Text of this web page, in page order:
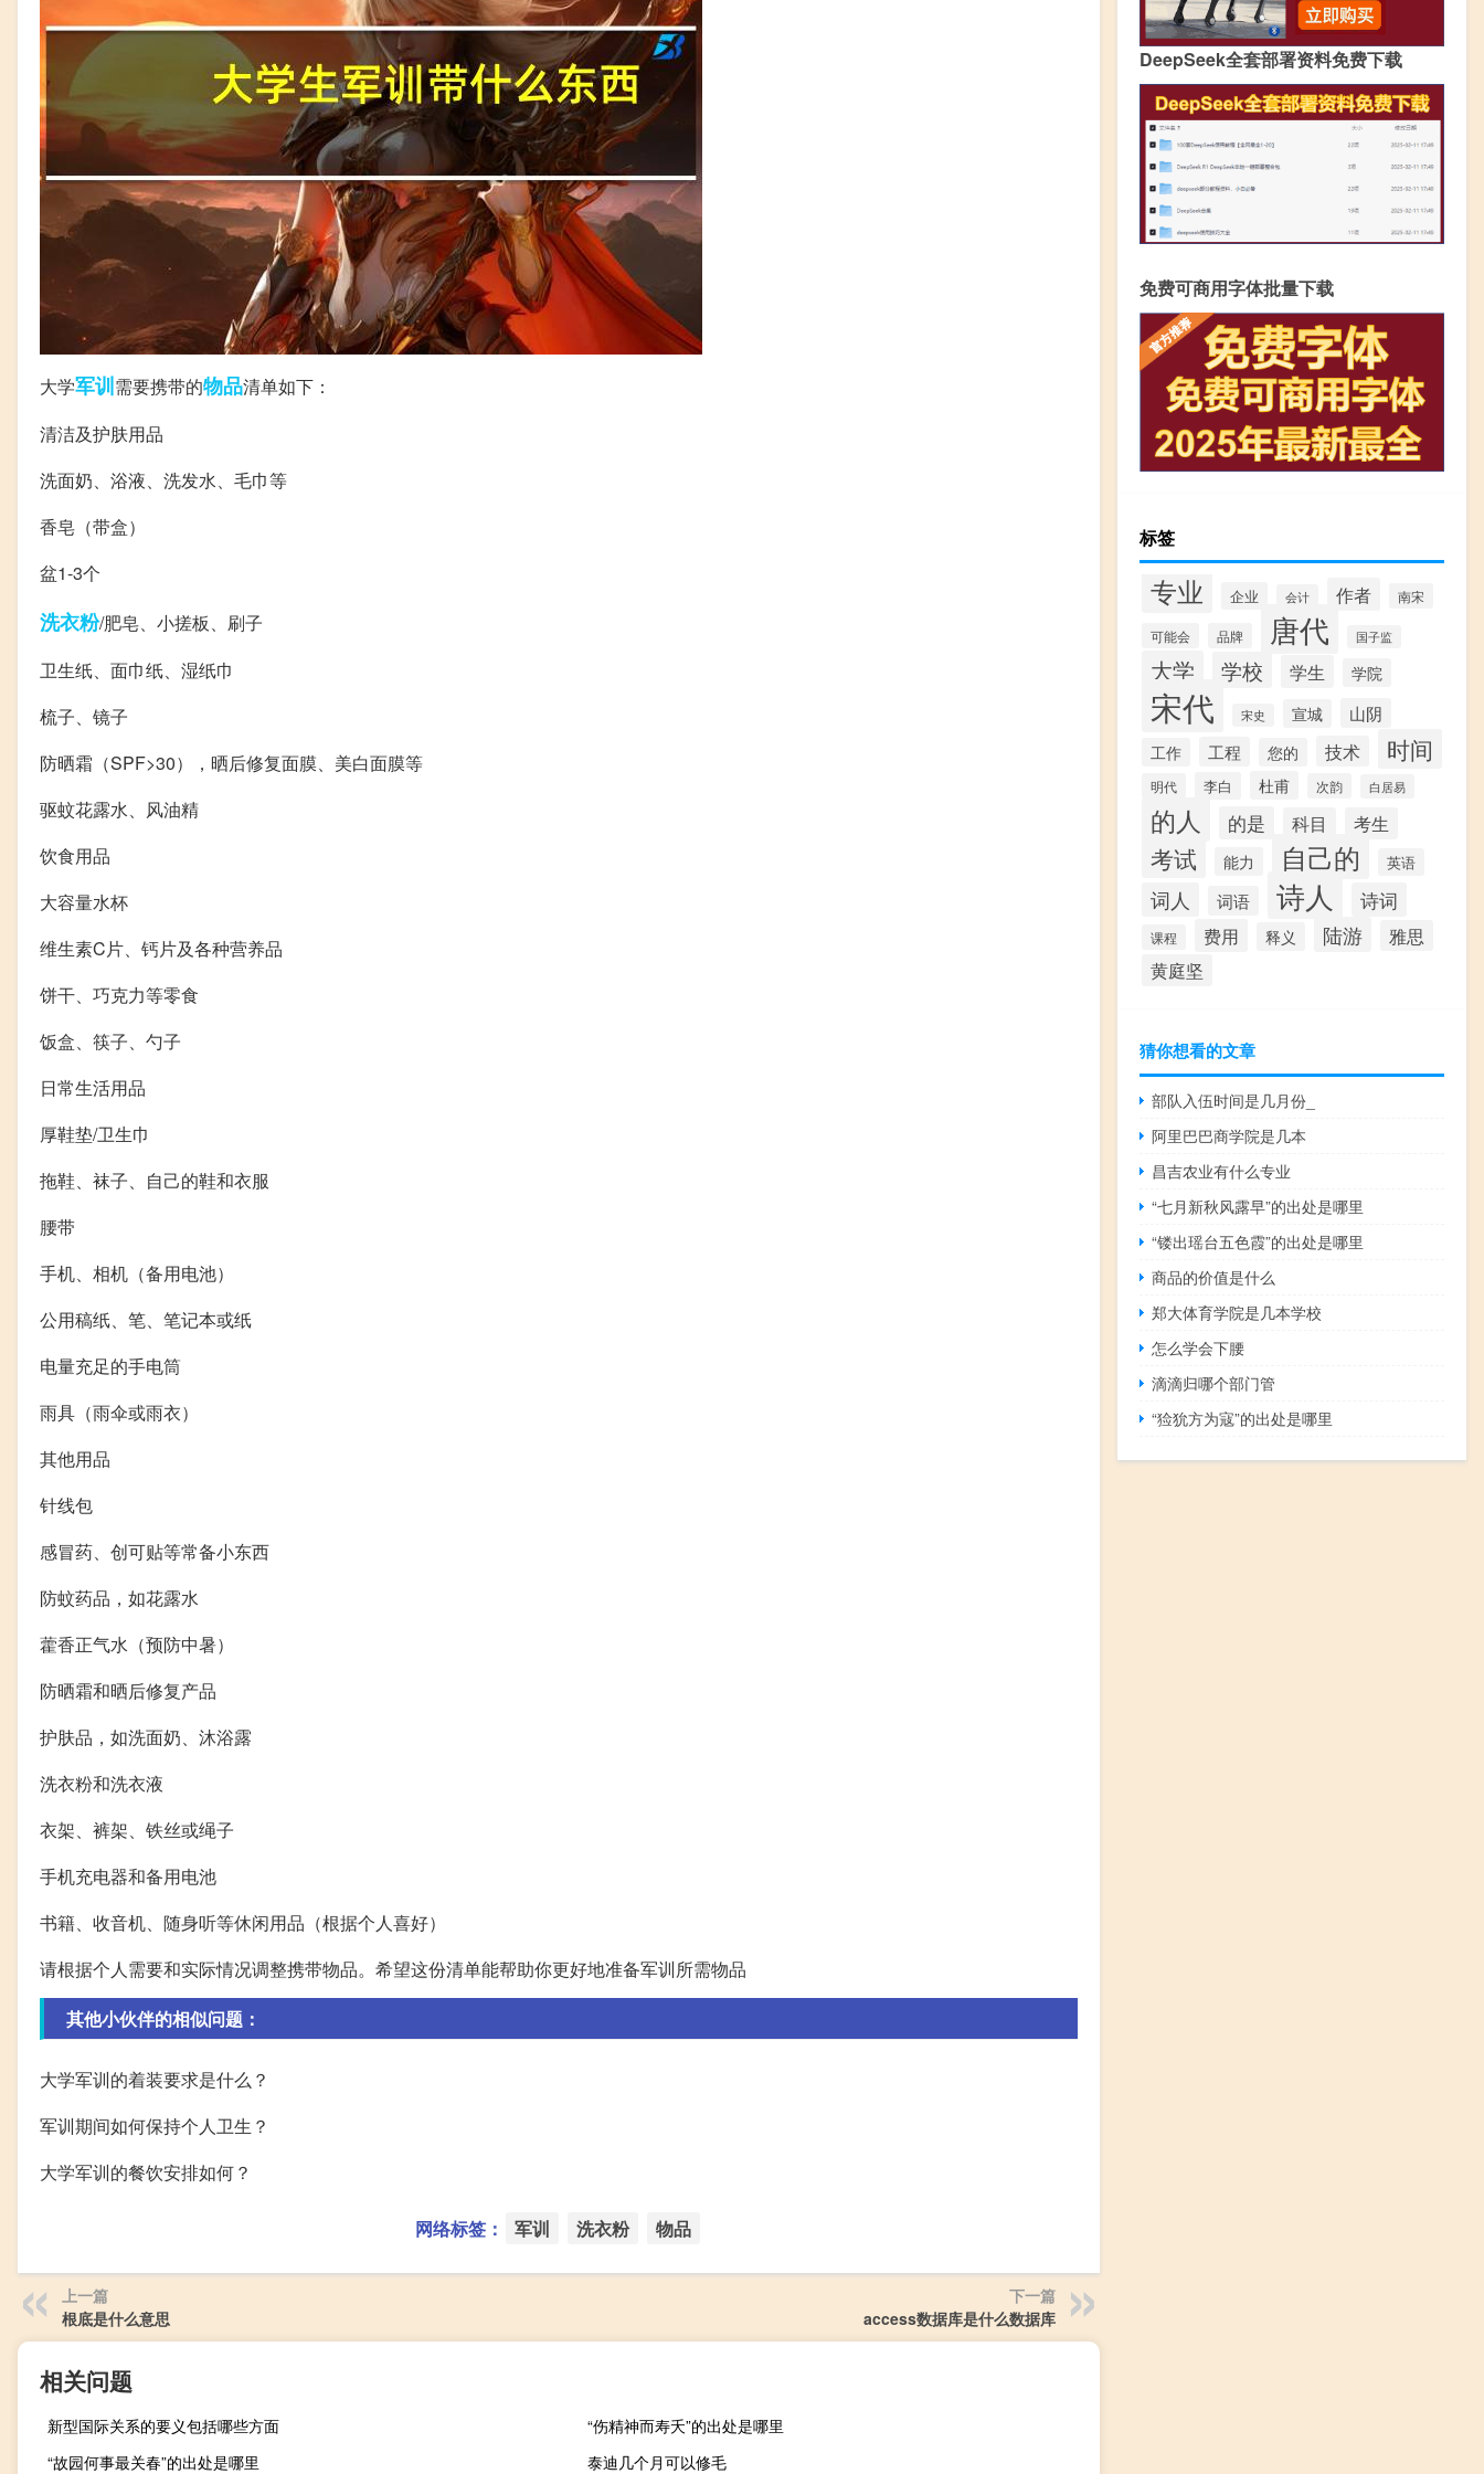
大学军训需要携带的物品清单如下：
清洁及护肤用品
洗面奶、浴液、洗发水、毛巾等
香皂（带盒）
盆1-3个
洗衣粉/肥皂、小搓板、刷子
卫生纸、面巾纸、湿纸巾
梳子、镜子
防晒霜（SPF>30），晒后修复面膜、美白面膜等
驱蚊花露水、风油精
饮食用品
大容量水杯
维生素C片、钙片及各种营养品
饼干、巧克力等零食
饭盒、筷子、勺子
日常生活用品
厚鞋垫/卫生巾
拖鞋、袜子、自己的鞋和衣服
腰带
手机、相机（备用电池）
公用稿纸、笔、笔记本或纸
电量充足的手电筒
雨具（雨伞或雨衣）
其他用品
针线包
感冒药、创可贴等常备小东西
防蚊药品，如花露水
藿香正气水（预防中暑）
防晒霜和晒后修复产品
护肤品，如洗面奶、沐浴露
洗衣粉和洗衣液
衣架、裤架、铁丝或绳子
手机充电器和备用电池
书籍、收音机、随身听等休闲用品（根据个人喜好）
请根据个人需要和实际情况调整携带物品。希望这份清单能帮助你更好地准备军训所需物品
其他小伙伴的相似问题：
大学军训的着装要求是什么？
军训期间如何保持个人卫生？
大学军训的餐饮安排如何？
网络标签： 军训 洗衣粉 物品
上一篇
根底是什么意思
下一篇
access数据库是什么数据库
相关问题
新型国际关系的要义包括哪些方面
“伤精神而寿夭”的出处是哪里
“故园何事最关春”的出处是哪里
泰迪几个月可以修毛
DeepSeek全套部署资料免费下载
免费可商用字体批量下载
标签
专业 企业 会计 作者 南宋
可能会 品牌 唐代 国子监
大学 学校 学生 学院
宋代 宋史 宣城 山阴
工作 工程 您的 技术 时间
明代 李白 杜甫 次韵 白居易
的人 的是 科目 考生
考试 能力 自己的 英语
词人 词语 诗人 诗词
课程 费用 释义 陆游 雅思
黄庭坚
猜你想看的文章
部队入伍时间是几月份_
阿里巴巴商学院是几本
昌吉农业有什么专业
“七月新秋风露早”的出处是哪里
“镂出瑶台五色霞”的出处是哪里
商品的价值是什么
郑大体育学院是几本学校
怎么学会下腰
滴滴归哪个部门管
“猃狁方为寇”的出处是哪里